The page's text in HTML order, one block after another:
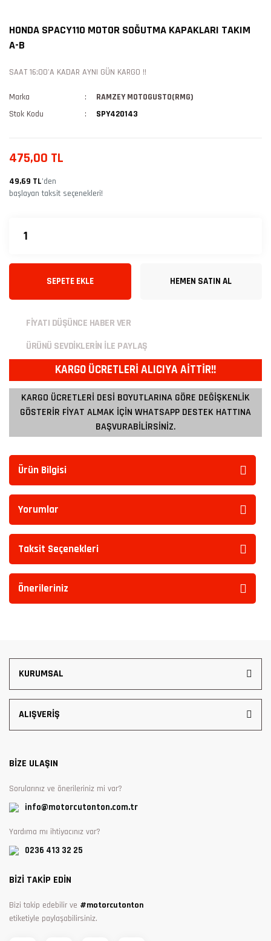
HONDA SPACY110 MOTOR SOĞUTMA KAPAKLARI TAKIM
A-B
SAAT 16:00'A KADAR AYNI GÜN KARGO !!
Marka
RAMZEY MOTOGUSTO(RMG)
Stok Kodu
SPY420143
475,00 TL
49,69 TL’den
başlayan taksit seçenekleri!
SEPETE EKLE HEMEN SATIN AL
FİYATI DÜŞÜNCE HABER VER
ÜRÜNÜ SEVDİKLERİN İLE PAYLAŞ
KARGO ÜCRETLERİ ALICIYA AİTTİR!!
KARGO ÜCRETLERİ DESİ BOYUTLARINA GÖRE DEĞİŞKENLİK
GÖSTERİR FİYAT ALMAK İÇİN WHATSAPP DESTEK HATTINA
BAŞVURABİLİRSİNİZ.
Ürün Bilgisi
Yorumlar
Taksit Seçenekleri
Önerileriniz
KURUMSAL
ALIŞVERİŞ
BİZE ULAŞIN
Sorularınız ve önerileriniz mi var?
info@motorcutonton.com.tr
Yardıma mı ihtiyacınız var?
0236 413 32 25
BİZİ TAKİP EDİN
Bizi takip edebilir ve #motorcutonton
etiketiyle paylaşabilirsiniz.